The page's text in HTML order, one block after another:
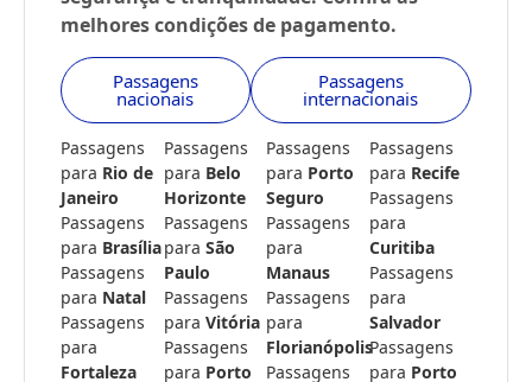
melhores condições de pagamento.
Passagens
nacionais
Passagens
internacionais
Passagens
para Rio de
Janeiro
Passagens
para Brasília
Passagens
para Natal
Passagens
para
Fortaleza
Passagens
para Belo
Horizonte
Passagens
para São
Paulo
Passagens
para Vitória
Passagens
para Porto
Passagens
para Porto
Seguro
Passagens
para
Manaus
Passagens
para
Florianópolis
Passagens
Passagens
para Recife
Passagens
para
Curitiba
Passagens
para
Salvador
Passagens
para Porto